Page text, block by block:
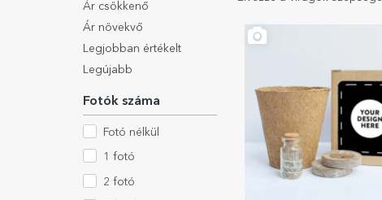
Ár csökkenő
Ár növekvő
Legjobban értékelt
Legújabb
Fotók száma
Fotó nélkül
1 fotó
2 fotó